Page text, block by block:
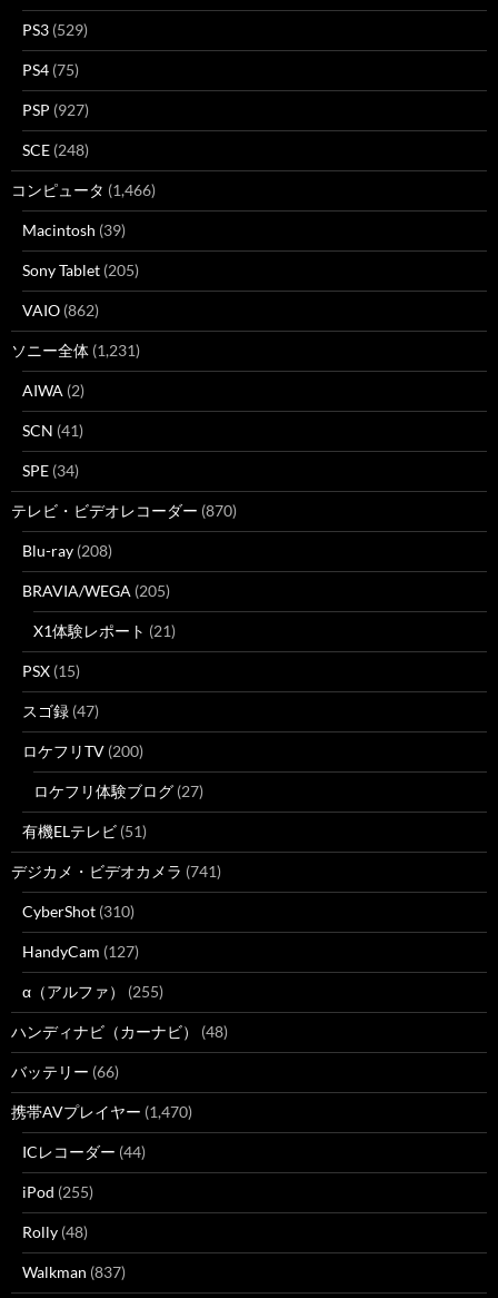
PS3 (529)
PS4 (75)
PSP (927)
SCE (248)
コンピュータ (1,466)
Macintosh (39)
Sony Tablet (205)
VAIO (862)
ソニー全体 (1,231)
AIWA (2)
SCN (41)
SPE (34)
テレビ・ビデオレコーダー (870)
Blu-ray (208)
BRAVIA/WEGA (205)
X1体験レポート (21)
PSX (15)
スゴ録 (47)
ロケフリTV (200)
ロケフリ体験ブログ (27)
有機ELテレビ (51)
デジカメ・ビデオカメラ (741)
CyberShot (310)
HandyCam (127)
α（アルファ） (255)
ハンディナビ（カーナビ） (48)
バッテリー (66)
携帯AVプレイヤー (1,470)
ICレコーダー (44)
iPod (255)
Rolly (48)
Walkman (837)